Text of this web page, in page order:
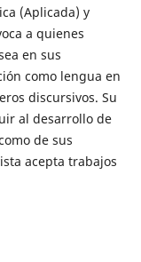
(Aplicada) y
a quienes
en sus
como lengua en
discursivos. Su
al desarrollo de
de sus
acepta trabajos